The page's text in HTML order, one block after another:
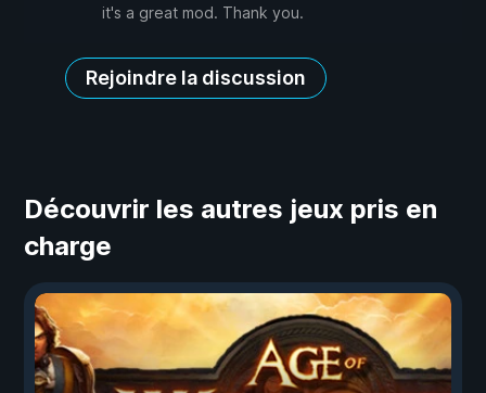
it's a great mod. Thank you.
Rejoindre la discussion
Découvrir les autres jeux pris en
charge